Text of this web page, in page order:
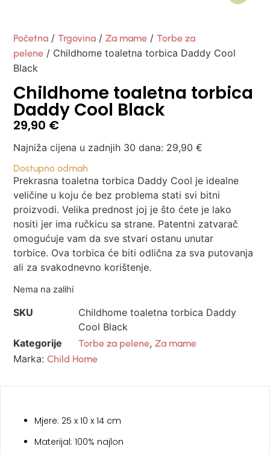
Početna /Trgovina /Za mame /Torbe za
pelene / Childhome toaletna torbica Daddy Cool
Black
Childhome toaletna torbica
Daddy Cool Black
29,90 €
Najniža cijena u zadnjih 30 dana: 29,90€
Dostupno odmah
Prekrasna toaletna torbica Daddy Cool je idealne
veličine u koju će bez problema stati svi bitni
proizvodi. Velika prednost joj je što ćete je lako
nositi jer ima ručkicu sa strane. Patentni zatvarač
omogućuje vam da sve stvari ostanu unutar
torbice. Ova torbica će biti odlična za sva putovanja
ali za svakodnevno korištenje.
Nema na zalihi
SKU
Childhome toaletna torbica Daddy
Cool Black
Kategorije
Torbe za pelene,Za mame
Marka:Child Home
Mjere: 25 x 10 x 14 cm
Materijal: 100% najlon